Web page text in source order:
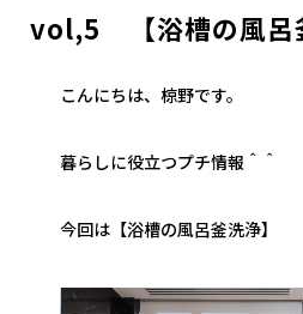
vol,5 【浴槽の風呂
こんにちは、椋野です。
暮らしに役立つプチ情報＾＾
今回は【浴槽の風呂釜洗浄】